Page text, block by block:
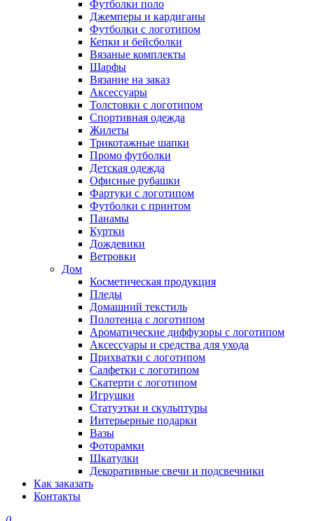
Футболки поло
Джемперы и кардиганы
Футболки с логотипом
Кепки и бейсболки
Вязаные комплекты
Шарфы
Вязание на заказ
Аксессуары
Толстовки с логотипом
Спортивная одежда
Жилеты
Трикотажные шапки
Промо футболки
Детская одежда
Офисные рубашки
Фартуки с логотипом
Футболки с принтом
Панамы
Куртки
Дождевики
Ветровки
Дом
Косметическая продукция
Пледы
Домашний текстиль
Полотенца с логотипом
Ароматические диффузоры с логотипом
Аксессуары и средства для ухода
Прихватки с логотипом
Салфетки с логотипом
Скатерти с логотипом
Игрушки
Статуэтки и скульптуры
Интерьерные подарки
Вазы
Фоторамки
Шкатулки
Декоративные свечи и подсвечники
Как заказать
Контакты